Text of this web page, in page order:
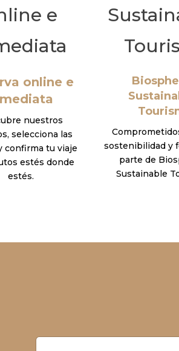
online e
nuestros
selecciona las
confirma tu viaje
estés donde
estés.
sostenibilidad y
parte de
Sustainable